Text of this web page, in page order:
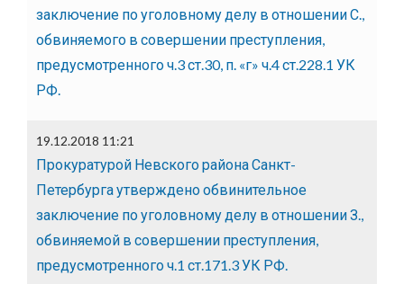
заключение по уголовному делу в отношении С.,
обвиняемого в совершении преступления,
предусмотренного ч.3 ст.30, п. «г» ч.4 ст.228.1 УК
РФ.
19.12.2018 11:21
Прокуратурой Невского района Санкт-
Петербурга утверждено обвинительное
заключение по уголовному делу в отношении З.,
обвиняемой в совершении преступления,
предусмотренного ч.1 ст.171.3 УК РФ.